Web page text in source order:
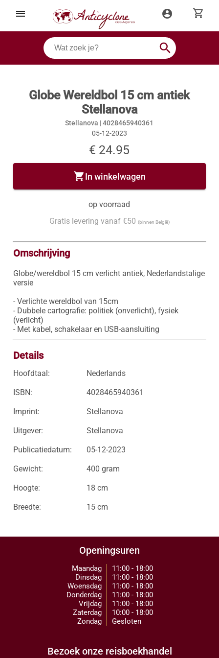
menu account_circle shopping_cart
search
Globe Wereldbol 15 cm antiek
Stellanova
Stellanova |4028465940361
05-12-2023
€ 24.95
shopping_cartIn winkelwagen
op voorraad
Gratis levering vanaf €50 (binnen België)
Omschrijving
Globe/wereldbol 15 cm verlicht antiek, Nederlandstalige
versie
- Verlichte wereldbol van 15cm
- Dubbele cartografie: politiek (onverlicht), fysiek
(verlicht)
- Met kabel, schakelaar en USB-aansluiting
Details
Hoofdtaal: Nederlands
ISBN: 4028465940361
Imprint: Stellanova
Uitgever: Stellanova
Publicatiedatum: 05-12-2023
Gewicht: 400 gram
Hoogte: 18 cm
Breedte: 15 cm
Openingsuren
Maandag
Dinsdag
Woensdag
Donderdag
Vrijdag
Zaterdag
Zondag
11:00 - 18:00
11:00 - 18:00
11:00 - 18:00
11:00 - 18:00
11:00 - 18:00
10:00 - 18:00
Gesloten
Bezoek onze reisboekhandel